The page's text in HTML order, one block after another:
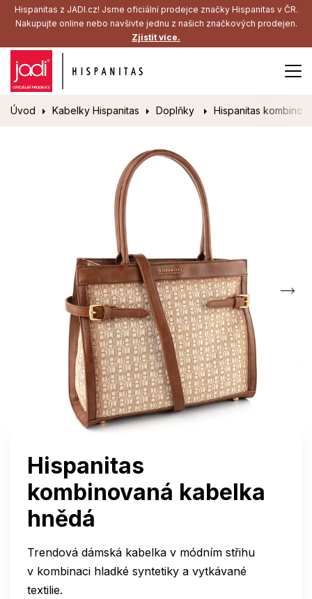
Hispanitas z JADI.cz! Jsme oficiální prodejce značky Hispanitas v ČR.
Nakupujte online nebo navšivte jednu z našich značkových prodejen.
Zjistit více.
Úvod Kabelky Hispanitas Doplňky Hispanitas
Hispanitas
kombinovaná kabelka
hnědá
Trendová dámská kabelka v módním střihu
v kombinaci hladké syntetiky a vytkávané
textilie.